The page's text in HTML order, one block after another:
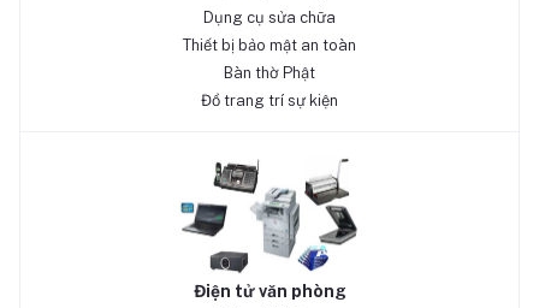
Dụng cụ sửa chữa
Thiết bị bảo mật an toàn
Bàn thờ Phật
Đồ trang trí sự kiện
Điện tử văn phòng